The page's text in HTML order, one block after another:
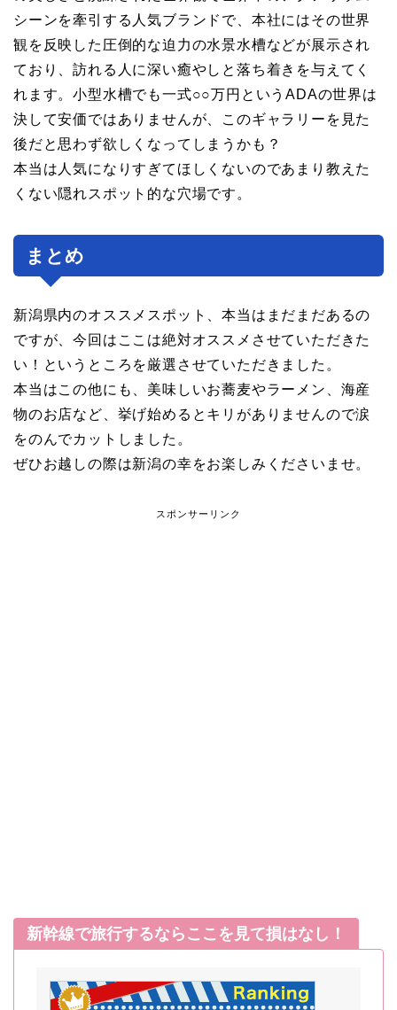
シーンを牽引する人気ブランドで、本社にはその世界
観を反映した圧倒的な迫力の水景水槽などが展示され
ており、訪れる人に深い癒やしと落ち着きを与えてく
れます。小型水槽でも一式○○万円というADAの世界は
決して安価ではありませんが、このギャラリーを見た
後だと思わず欲しくなってしまうかも？
本当は人気になりすぎてほしくないのであまり教えた
くない隠れスポット的な穴場です。
まとめ
新潟県内のオススメスポット、本当はまだまだあるの
ですが、今回はここは絶対オススメさせていただきた
い！というところを厳選させていただきました。
本当はこの他にも、美味しいお蕎麦やラーメン、海産
物のお店など、挙げ始めるとキリがありませんので涙
をのんでカットしました。
ぜひお越しの際は新潟の幸をお楽しみくださいませ。
スポンサーリンク
新幹線で旅行するならここを見て損はなし！